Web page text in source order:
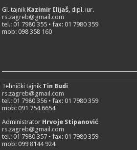
Gl. tajnik Kazimir Ilijaš , dipl. iur.
rs.zagreb@gmail.com
tel.: 01 7980 355 • fax: 01 7980 359
mob: 098 358 160
Tehnički tajnik Tin Budi
rs.zagreb@gmail.com
tel.: 01 7980 356 • fax: 01 7980 359
mob: 091 754 6654
Administrator Hrvoje Stipanović
rs.zagreb@gmail.com
tel.: 01 7980 357 • fax: 01 7980 359
mob: 099 8144 924